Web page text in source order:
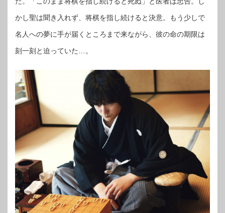
かし聖は聞き入れず、将棋を指し続けると決意。もう少しで
名人への夢に手が届くところまで来ながら、彼の命の期限は
刻一刻と迫っていた…。